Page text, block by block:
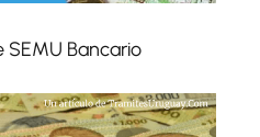
SEMU Bancario